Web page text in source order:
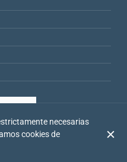
2026
necesarias
cookies de